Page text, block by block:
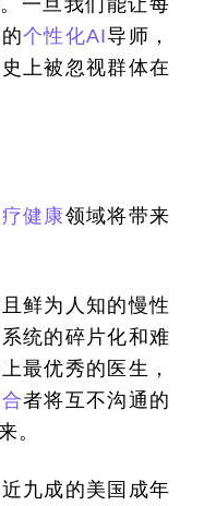
。一旦我们能让每
个性化AI导师，
上被忽视群体在
健康领域将带来
鲜为人知的慢性
统的碎片化和难
最优秀的医生，
者将互不沟通的
。
九成的美国成年